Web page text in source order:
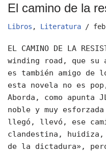
El camino de la
Libros , Literatura
EL CAMINO DE LA
winding road, que su
es también amigo de
esta novela no es
Aborda, como apunta
noble y muy
llegó, llevó, ese
clandestina,
de la dictadura»,